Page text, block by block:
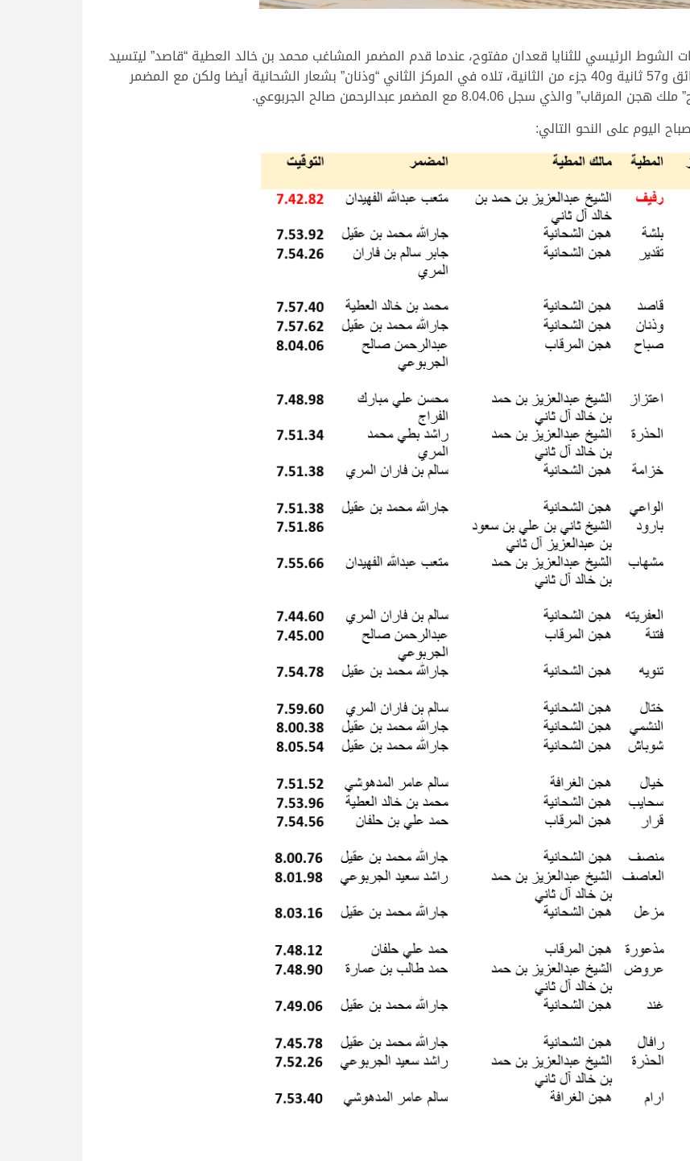
الشوط الرئيسي للثنايا قعدان مفتوح، عندما قدم المضمر المشاغب محمد بن خالد العطية “قاصد” ليتسيد
الشوط قاصداً الفوز الذي حققه عبر رحلة مقدارها 7 دقائق و57 ثانية و40 جزء من الثانية، تلاه في المركز الثاني “وذنان” بشعار الشحانية أيضا ولكن مع المضمر
اليوم على النحو التالي: